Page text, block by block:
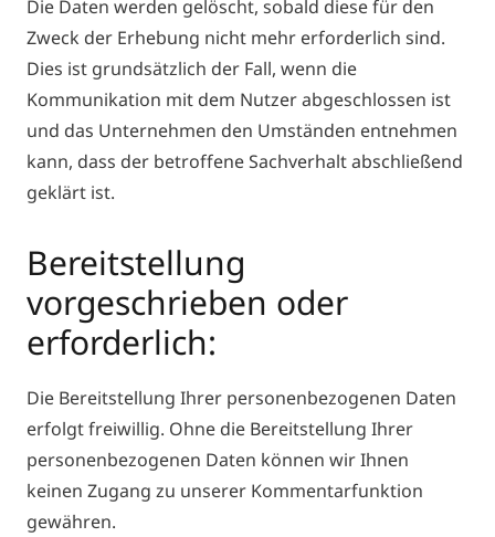
Die Daten werden gelöscht, sobald diese für den
Zweck der Erhebung nicht mehr erforderlich sind.
Dies ist grundsätzlich der Fall, wenn die
Kommunikation mit dem Nutzer abgeschlossen ist
und das Unternehmen den Umständen entnehmen
kann, dass der betroffene Sachverhalt abschließend
geklärt ist.
Bereitstellung
vorgeschrieben oder
erforderlich:
Die Bereitstellung Ihrer personenbezogenen Daten
erfolgt freiwillig. Ohne die Bereitstellung Ihrer
personenbezogenen Daten können wir Ihnen
keinen Zugang zu unserer Kommentarfunktion
gewähren.